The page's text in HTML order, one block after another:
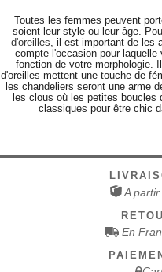
Toutes les femmes peuvent
soient leur style ou leur âge.
d'oreilles , il est important de les
compte l'occasion pour
fonction de votre morphologie.
d'oreilles mettent une touche de
les chandeliers seront une arme
les clous où les petites
classiques pour être chic
A
En